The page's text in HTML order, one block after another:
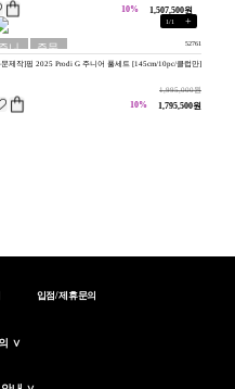
10% 1,507,500원
1/1 +
니
용
주문
제작
52761
문제작]핑 2025 Prodi G 주니어 풀세트 [145cm/10pc/클럽만]
1,995,000원
10% 1,795,500원
입점/제휴문의
∨